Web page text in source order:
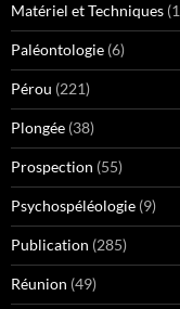
Matériel et Techniques
Paléontologie (6)
Pérou (221)
Plongée (38)
Prospection (55)
Psychospéléologie (9)
Publication (285)
Réunion (49)